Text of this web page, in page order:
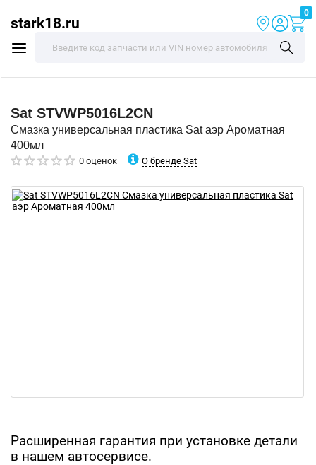
stark18.ru
0
Sat STVWP5016L2CN
Смазка универсальная пластика Sat аэр Ароматная
400мл
0 оценок О бренде Sat
Расширенная гарантия при установке детали
в нашем автосервисе.